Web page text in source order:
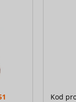
Kod